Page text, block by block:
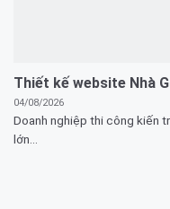
Thiết kế website Nhà
04/08/2026
Doanh nghiệp thi công kiến
lớn...